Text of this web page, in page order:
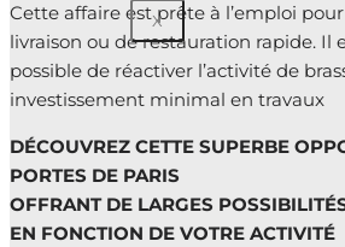
X
Cette affaire est prête à l’emploi
livraison ou de restauration rapide. Il
possible de réactiver l’activité de
investissement minimal en travaux
DÉCOUVREZ CETTE SUPERBE
PORTES DE PARIS
OFFRANT DE LARGES
EN FONCTION DE VOTRE ACTIVITÉ